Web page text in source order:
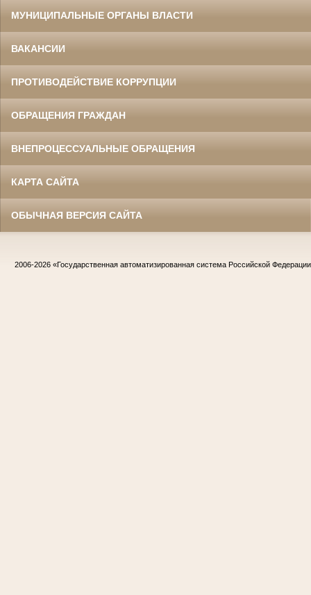
МУНИЦИПАЛЬНЫЕ ОРГАНЫ ВЛАСТИ
ВАКАНСИИ
ПРОТИВОДЕЙСТВИЕ КОРРУПЦИИ
ОБРАЩЕНИЯ ГРАЖДАН
ВНЕПРОЦЕССУАЛЬНЫЕ ОБРАЩЕНИЯ
КАРТА САЙТА
ОБЫЧНАЯ ВЕРСИЯ САЙТА
2006-2026 «Государственная автоматизированная система Российской